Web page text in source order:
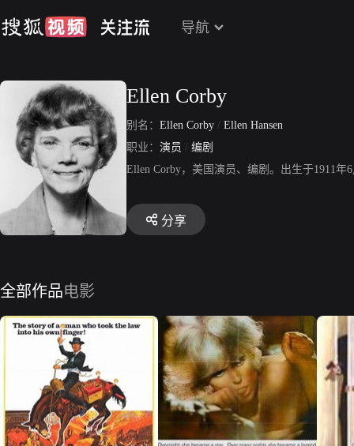
导航
Ellen Corby
别名： Ellen Corby / Ellen Hansen
职业： 演员 / 编剧
Ellen Corby，美国演员、编剧。出生于1911
分享
全部作品电影